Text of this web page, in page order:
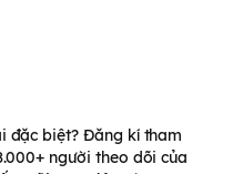
đặc biệt? Đăng kí tham
người theo dõi của